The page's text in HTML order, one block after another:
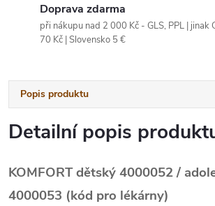
Doprava zdarma
při nákupu nad 2 000 Kč - GLS, PPL | jinak
70 Kč | Slovensko 5 €
Popis produktu
Detailní popis
KOMFORT dětský 4000052 /
4000053 (kód pro lékárny)